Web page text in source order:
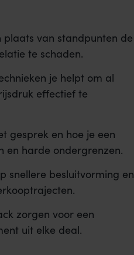
van standpunten de
te schaden.
je helpt om al
effectief te
gesprek en hoe je een
en harde ondergrenzen.
snellere besluitvorming en
zorgen voor een
uit elke deal.